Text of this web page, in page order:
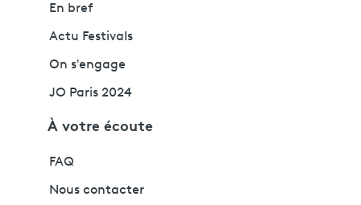
En bref
Actu Festivals
On s'engage
JO Paris 2024
À votre écoute
FAQ
Nous contacter